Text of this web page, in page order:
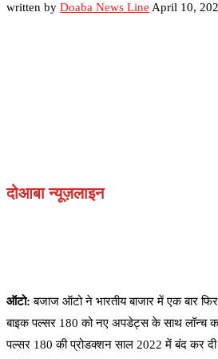
written by Doaba News Line April 10,
दोआबा न्यूज़लाइन
ऑटो: बजाज ऑटो ने भारतीय बाजार में एक बार
बाइक पल्सर 180 को नए अपडेट्स के साथ लॉन्च
पल्सर 180 की प्रोडक्शन साल 2022 में बंद कर